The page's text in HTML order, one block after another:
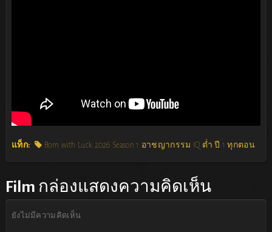
แท็ก: Born with Luck 2026 Season 1 อาชญากรรม IQ ต่ำ ปี 1 ทุกตอน
Film กล่องแสดงความคิดเห็น
ยังไม่มีความคิดเห็น